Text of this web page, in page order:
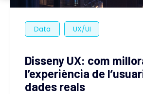
Data UX/UI
Disseny UX: com
l’experiència de
dades reals